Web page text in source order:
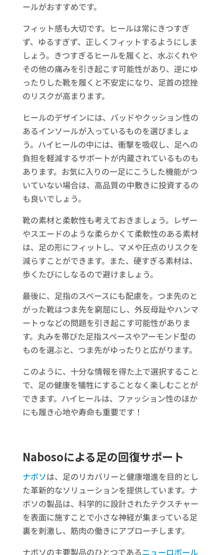
ールがおすすめです。
フィット感も大切です。ヒールは常にきつすぎ
ず、ゆるすぎず、正しくフィットするようにしま
しょう。きつすぎるヒールを履くと、水ぶくれや
その他の痛みを引き起こす可能性があり、逆にゆ
ったりした靴を履くと不安定になり、足首の捻挫
のリスクが高まります。
ヒールのデザインには、パッドやクッション性の
あるインソールが入っているものを選びましょ
う。ハイヒールの中には、衝撃を吸収し、足への
負担を軽減するサポートが内蔵されているものも
あります。お気に入りの一足にこうした機能がつ
いていない場合は、高品質の中敷きに投資するの
も良いでしょう。
靴の素材と柔軟性も考えておきましょう。レザー
やスエードのような柔らかくて柔軟性のある素材
は、足の形にフィットし、マメや圧点のリスクを
減らすことができます。また、硬すぎる素材は、
歩くたびにしなるので避けましょう。
最後に、足指のスペースにも配慮を。つま先のと
がった靴はつま先を窮屈にし、外反母趾やハンマ
ートゥなどの問題を引き起こす可能性がありま
す。丸みを帯びた足指スペースやアーモンド型の
ものを選ぶと、つま先がゆったりと広がります。
このように、十分な情報を得た上で選択すること
で、足の健康を犠牲にすることなく楽しむことが
できます。ハイヒールは、ファッション性のほか
にも履き心地や寿命も重要です！
Nabosoによる足の回復サポート
ナボソは、足のリカバリーと健康増進を目的とし
た革新的なソリューションを提供しています。ナ
ボソの製品は、科学的に設計されたテクスチャー
を表面に施すことで小さな神経が集まっている足
裏を刺激し、筋肉の働きにアプローチします。
ナボソの主要製品のひとつであるニューロボール